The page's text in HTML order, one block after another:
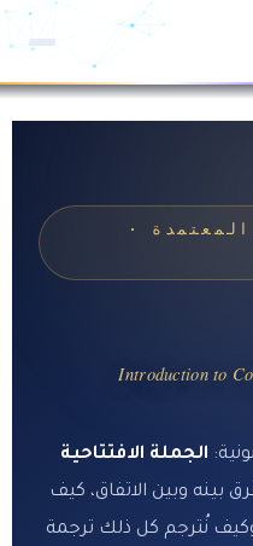
·
Introduction to
الجملة الافتتاحية
بينه وبين الاتفاق، كيف
نُترجم كل ذلك ترجمة